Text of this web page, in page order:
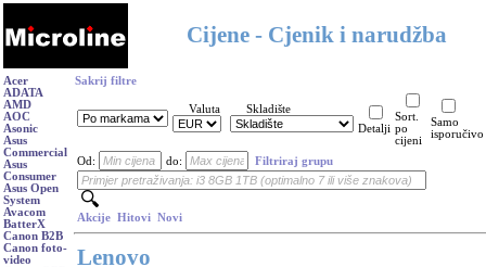
Cijene - Cjenik i narudžba
Acer
ADATA
AMD
AOC
Asonic
Asus
Commercial
Asus
Consumer
Asus Open
System
Avacom
BatterX
Canon B2B
Canon foto-
video
Sakrij filtre
Valuta
Skladište
Detalji
Sort.
po
cijeni
Samo
isporučivo
Od: do: Filtriraj grupu
Akcije Hitovi Novi
Lenovo